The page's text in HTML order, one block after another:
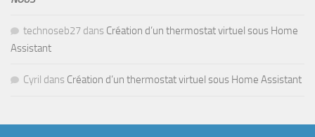
technoseb27 dans Création d’un thermostat virtuel sous Home
Assistant
Cyril dans Création d’un thermostat virtuel sous Home Assistant